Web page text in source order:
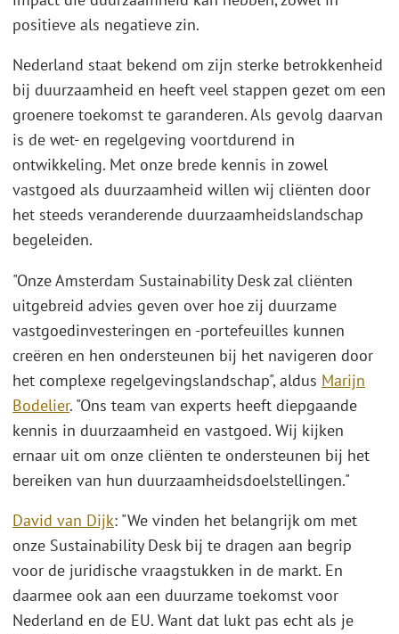
positieve als negatieve zin.
Nederland staat bekend om zijn sterke betrokkenheid
bij duurzaamheid en heeft veel stappen gezet om een
groenere toekomst te garanderen. Als gevolg daarvan
is de wet- en regelgeving voortdurend in
ontwikkeling. Met onze brede kennis in zowel
vastgoed als duurzaamheid willen wij cliënten door
het steeds veranderende duurzaamheidslandschap
begeleiden.
"Onze Amsterdam Sustainability Desk zal cliënten
uitgebreid advies geven over hoe zij duurzame
vastgoedinvesteringen en -portefeuilles kunnen
creëren en hen ondersteunen bij het navigeren door
het complexe regelgevingslandschap", aldus Marijn
Bodelier. "Ons team van experts heeft diepgaande
kennis in duurzaamheid en vastgoed. Wij kijken
ernaar uit om onze cliënten te ondersteunen bij het
bereiken van hun duurzaamheidsdoelstellingen."
David van Dijk: "We vinden het belangrijk om met
onze Sustainability Desk bij te dragen aan begrip
voor de juridische vraagstukken in de markt. En
daarmee ook aan een duurzame toekomst voor
Nederland en de EU. Want dat lukt pas echt als je